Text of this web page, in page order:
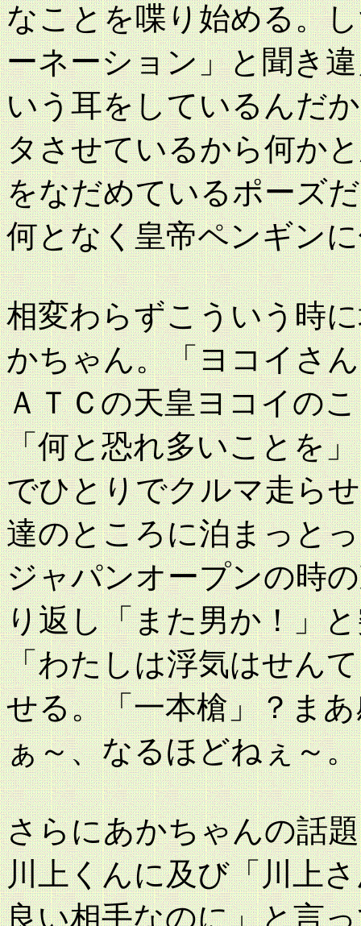
なことを喋り始める。
ーネーション」と聞き
いう耳をしているんだ
タさせているから何か
をなだめているポーズ
何となく皇帝ペンギン
相変わらずこういう時
かちゃん。「ヨコイさ
ＡＴＣの天皇ヨコイの
「何と恐れ多いことを
でひとりでクルマ走ら
達のところに泊まっと
ジャパンオープンの時
り返し「また男か！」
「わたしは浮気はせん
せる。「一本槍」？ま
ぁ～、なるほどねぇ～。
さらにあかちゃんの話
川上くんに及び「川上
良い相手なのに」と言